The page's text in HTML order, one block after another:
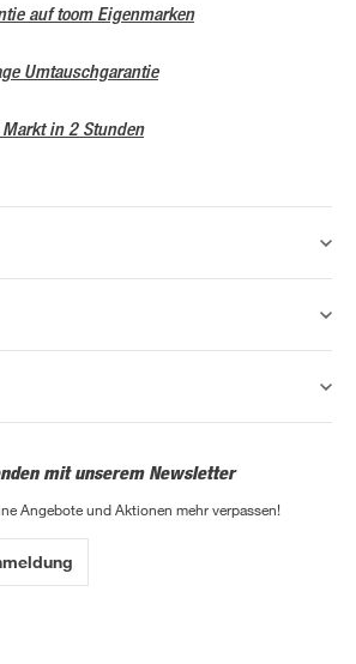
auf toom Eigenmarken
Umtauschgarantie
in 2 Stunden
mit unserem Newsletter
Angebote und Aktionen mehr verpassen!